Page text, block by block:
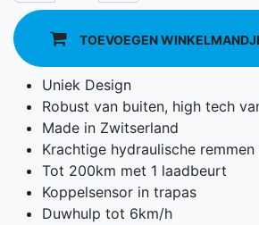
TOEVOEGEN
Uniek Design
Robust van buiten, high tech
Made in Zwitserland
Krachtige hydraulische
Tot 200km met 1 laadbeurt
Koppelsensor in trapas
Duwhulp tot 6km/h